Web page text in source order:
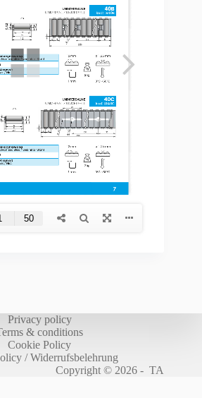
Privacy policy
& conditions
Cookie Policy
/ Widerrufsbelehrung
Copyright © 2026 - TA